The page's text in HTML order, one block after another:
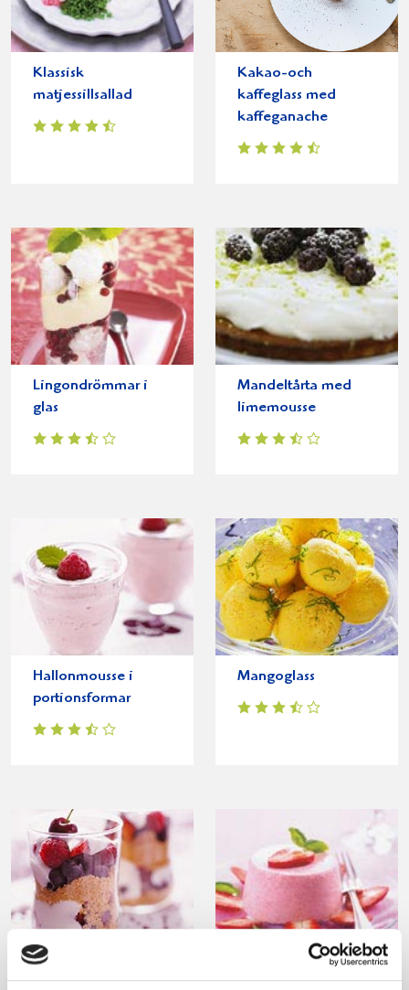
Klassisk
matjessillsallad
Kakao-och
kaffeglass med
kaffeganache
Lingondrömmar i
glas
Mandeltårta med
limemousse
Hallonmousse i
portionsformar
Mangoglass
Sommardröm Jordgubbsmousse